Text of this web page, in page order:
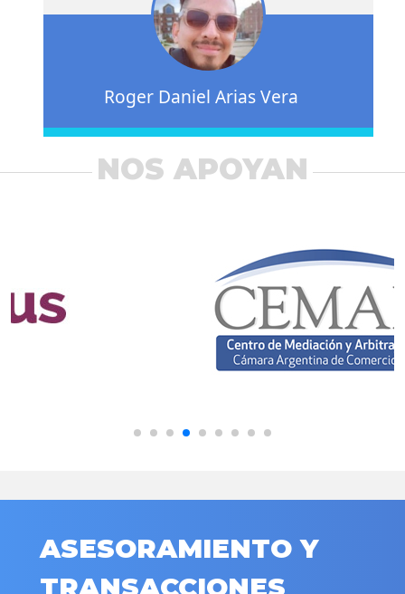
Roger Daniel Arias Vera
NOS APOYAN
ASESORAMIENTO Y
TRANSACCIONES